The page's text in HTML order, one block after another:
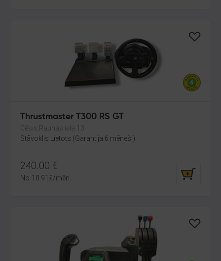
Thrustmaster T300 RS GT
Cēsis,Raunas iela 13
Stāvoklis Lietots (Garantija 6 mēneši)
240.00 €
No 10.91 €/mēn.